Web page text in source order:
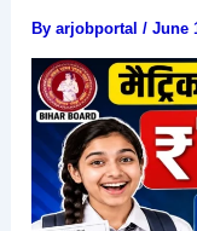
Byarjobportal/June